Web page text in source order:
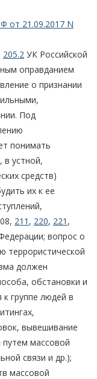
от 21.09.2017 N
205.2 УК Российской
оправданием
о признании
Под
понимать
устной,
средств)
их к ее
211 , 220, 221 ,
вопрос о
террористической
должен
обстановки и
группе людей в
вывешивание
массовой
связи и др.);
массовой